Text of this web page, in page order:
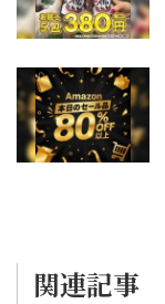
関連記事